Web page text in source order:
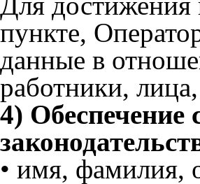
пункте,
данные в
работники,
4) Обеспечение
• имя, фамилия,